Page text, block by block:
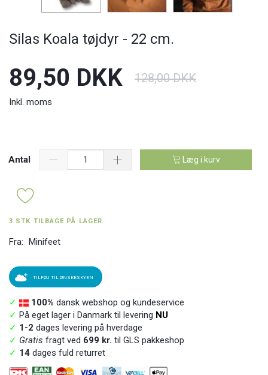
Silas Koala tøjdyr - 22 cm.
89,50 DKK 128,00 DKK
Inkl. moms
Antal Læg i kurv
3 STK TILBAGE PÅ LAGER
Fra: Minifeet
TILFØJ TIL ØNSKESKYEN
✓ 100% dansk webshop og kundeservice
✓ På eget lager i Danmark til levering NU
✓ 1-2 dages levering på hverdage
✓ Gratis fragt ved 699 kr. til GLS pakkeshop
✓ 14 dages fuld returret